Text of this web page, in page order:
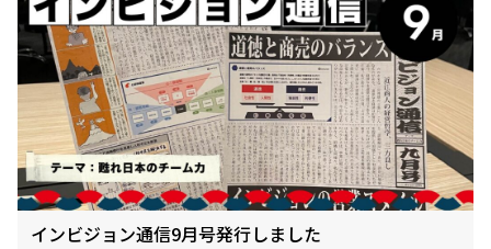
インビジョン通信9月号発行しました